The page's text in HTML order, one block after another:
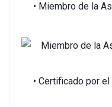
• Miembro de la
• Certificado por